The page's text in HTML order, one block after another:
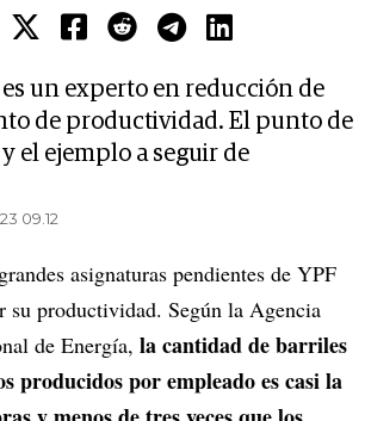
un experto en reducción de
de productividad. El punto de
el ejemplo a seguir de
09.12
asignaturas pendientes de YPF
su productividad. Según la Agencia
de Energía, la cantidad de barriles
producidos por empleado es casi la